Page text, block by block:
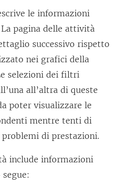
le informazioni
La pagina delle attività
successivo rispetto
nei grafici della
selezioni dei filtri
all’altra di queste
poter visualizzare le
mentre tenti di
di prestazioni.
include informazioni